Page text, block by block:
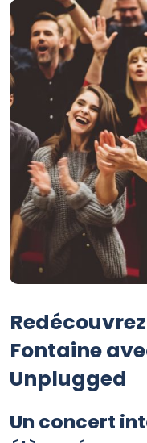
Fontaine
Unplugged
Un concert